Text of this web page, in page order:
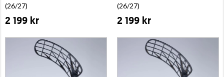
(26/27)
2 199 kr
(26/27)
2 199 kr